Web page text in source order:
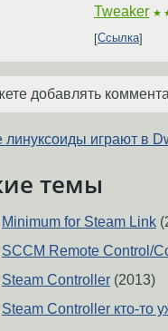
Tweaker
Ссылка
добавлять
линуксоиды играют в
темы
Minimum for Steam Link
SCCM Remote Control/
Steam Controller (2013)
Steam Controller кто-то